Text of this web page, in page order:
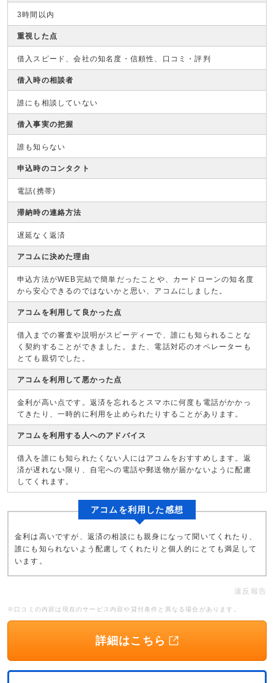
3時間以内
重視した点
借入スピード、会社の知名度・信頼性、口コミ・評判
借入時の相談者
誰にも相談していない
借入事実の把握
誰も知らない
申込時のコンタクト
電話(携帯)
滞納時の連絡方法
遅延なく返済
アコムに決めた理由
申込方法がWEB完結で簡単だったことや、カードローンの知名度
から安心できるのではないかと思い、アコムにしました。
アコムを利用して良かった点
借入までの審査や説明がスピーディーで、誰にも知られることな
く契約することができました。また、電話対応のオペレーターも
とても親切でした。
アコムを利用して悪かった点
金利が高い点です。返済を忘れるとスマホに何度も電話がかかっ
てきたり、一時的に利用を止められたりすることがあります。
アコムを利用する人へのアドバイス
借入を誰にも知られたくない人にはアコムをおすすめします。返
済が遅れない限り、自宅への電話や郵送物が届かないように配慮
してくれます。
アコムを利用した感想
金利は高いですが、返済の相談にも親身になって聞いてくれたり、
誰にも知られないよう配慮してくれたりと個人的にとても満足して
います。
違反報告
※口コミの内容は現在のサービス内容や貸付条件と異なる場合があります。
詳細はこちら